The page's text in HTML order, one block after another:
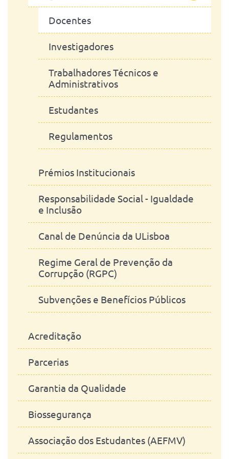
Departamento de Morfologia e
Função
Gabinete de Serviços Técnicos e
Manutenção
Serviços Administrativos
Docentes
Investigadores
Trabalhadores Técnicos e
Administrativos
Estudantes
Regulamentos
Prémios Institucionais
Responsabilidade Social - Igualdade
e Inclusão
Canal de Denúncia da ULisboa
Regime Geral de Prevenção da
Corrupção (RGPC)
Subvenções e Benefícios Públicos
Acreditação
Parcerias
Garantia da Qualidade
Biossegurança
Associação dos Estudantes (AEFMV)